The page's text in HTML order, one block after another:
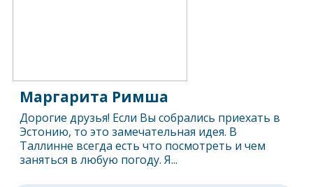
Маргарита Римша
Дорогие друзья! Если Вы собрались приехать в
Эстонию, то это замечательная идея. В
Таллинне всегда есть что посмотреть и чем
заняться в любую погоду. Я...